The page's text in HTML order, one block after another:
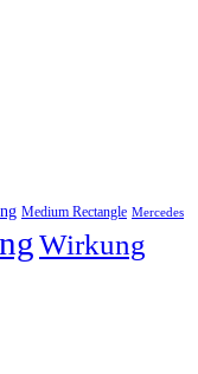
Medium Rectangle Mercedes
Wirkung